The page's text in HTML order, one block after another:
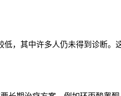
，其中许多人仍未得到诊断。